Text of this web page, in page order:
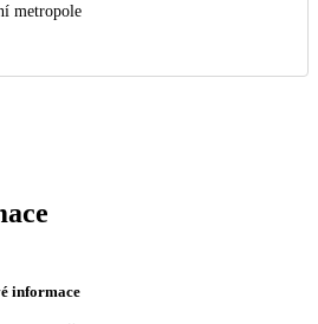
metropole
informace